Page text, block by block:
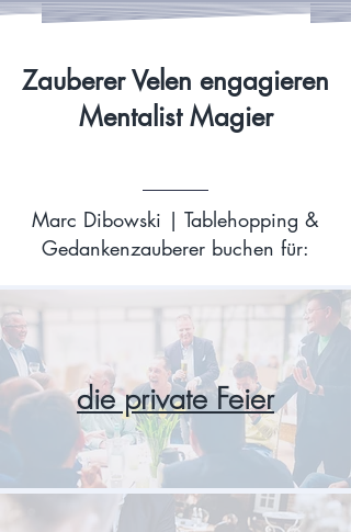
Zauberer Velen engagieren
Mentalist Magier
Marc Dibowski | Tablehopping &
Gedankenzauberer buchen für:
die private Feier